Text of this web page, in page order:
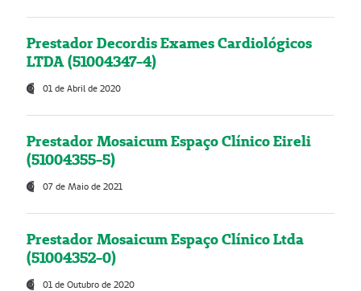
Prestador Decordis Exames Cardiológicos
LTDA (51004347-4)
01 de Abril de 2020
Prestador Mosaicum Espaço Clínico Eireli
(51004355-5)
07 de Maio de 2021
Prestador Mosaicum Espaço Clínico Ltda
(51004352-0)
01 de Outubro de 2020